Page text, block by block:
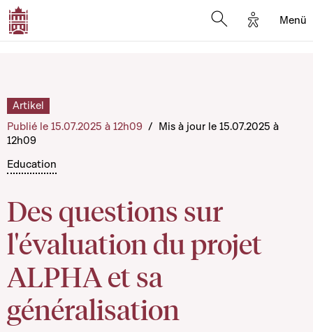
Options
Menü
Education
Des questions sur
l'évaluation du projet
ALPHA et sa
généralisation
Artikel
Publié le 15.07.2025 à 12h09 / Mis à jour le 15.07.2025 à
12h09